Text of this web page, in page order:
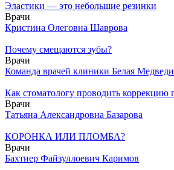
Эластики — это небольшие резинки
Врачи
Кристина Олеговна Шаврова
Почему смещаются зубы?
Врачи
Команда врачей клиники Белая
Как стоматологу проводить коррекцию
Врачи
Татьяна Александровна Базарова
КОРОНКА ИЛИ ПЛОМБА?
Врачи
Бахтиер Файзуллоевич Каримов